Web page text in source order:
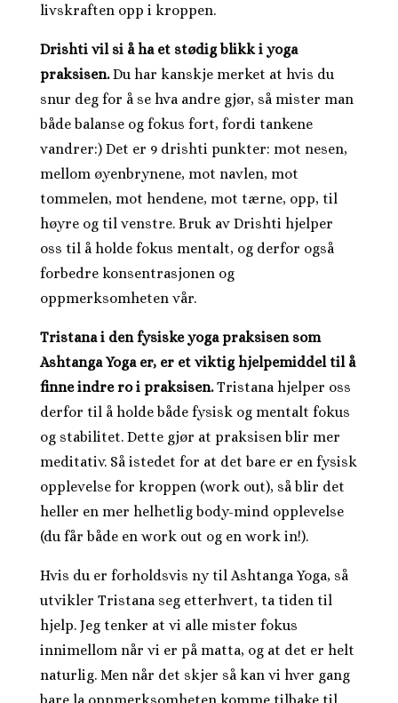
livskraften opp i kroppen.
Drishti vil si å ha et stødig blikk i yoga
praksisen.Du har kanskje merket at hvis du
snur deg for å se hva andre gjør, så mister man
både balanse og fokus fort, fordi tankene
vandrer:) Det er 9 drishti punkter: mot nesen,
mellom øyenbrynene, mot navlen, mot
tommelen, mot hendene, mot tærne, opp, til
høyre og til venstre. Bruk av Drishti hjelper
oss til å holde fokus mentalt, og derfor også
forbedre konsentrasjonen og
oppmerksomheten vår.
Tristana i den fysiske yoga praksisen som
Ashtanga Yoga er, er et viktig hjelpemiddel til å
finne indre ro i praksisen.Tristana hjelper oss
derfor til å holde både fysisk og mentalt fokus
og stabilitet. Dette gjør at praksisen blir mer
meditativ. Så istedet for at det bare er en fysisk
opplevelse for kroppen (work out), så blir det
heller en mer helhetlig body-mind opplevelse
(du får både en work out og en work in!).
Hvis du er forholdsvis ny til Ashtanga Yoga, så
utvikler Tristana seg etterhvert, ta tiden til
hjelp. Jeg tenker at vi alle mister fokus
innimellom når vi er på matta, og at det er helt
naturlig. Men når det skjer så kan vi hver gang
bare la oppmerksomheten komme tilbake til